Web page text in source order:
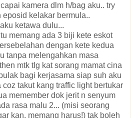
kamera dlm h/bag aku.. try
kelakar bermula..
ketawa dulu...
memang ada 3 biji kete eskot
dengan kete kedua
tanpa melengahkan masa
mtk tlg kat sorang mamat cina
bagi kerjasama siap suh aku
takut kang traffic light bertukar
memember dok jerit n senyum
rasa malu 2... (misi seorang
kan, memang harus!) tak boleh